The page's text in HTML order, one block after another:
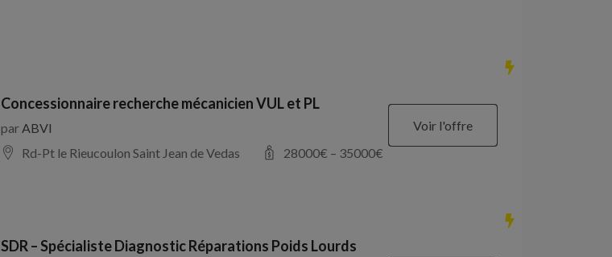
Concessionnaire recherche mécanicien VUL et PL
parABVI
Rd-Pt le Rieucoulon Saint Jean de Vedas
28000€ – 35000€
Voir l'offre
SDR – Spécialiste Diagnostic Réparations Poids Lourds